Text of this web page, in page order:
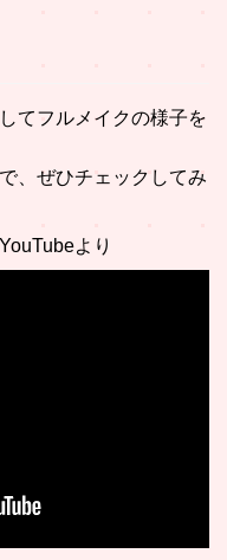
てフルメイクの様子を
、ぜひチェックしてみ
より